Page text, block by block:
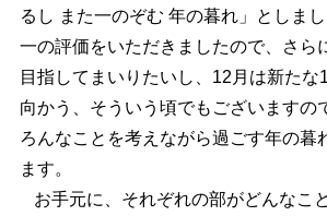
るし また一のぞむ 年の暮れ」としま
一の評価をいただきましたので、さら
目指してまいりたいし、12月は新たな
向かう、そういう頃でもございますの
ろんなことを考えながら過ごす年の暮
ます。
お手元に、それぞれの部がどんなこ